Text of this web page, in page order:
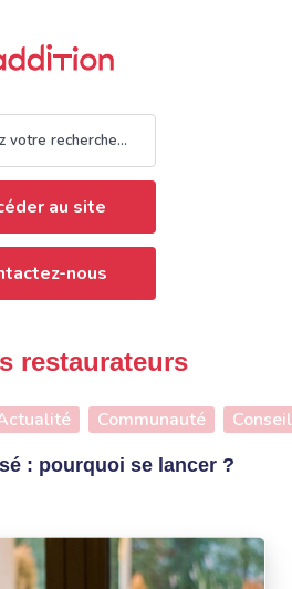
au site
nous
restaurateurs
Communauté Conseil
: pourquoi se lancer ?